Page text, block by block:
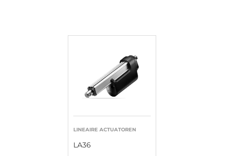
LINEAIRE ACTUATOREN
LA36